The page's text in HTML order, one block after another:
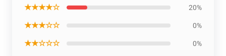
★★★★☆ 20%
★★★☆☆ 0%
★★☆☆☆ 0%